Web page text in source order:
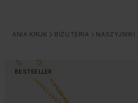
ANIA KRUK
>
BIŻUTERIA
>
NASZYJNIKI
BESTSELLER